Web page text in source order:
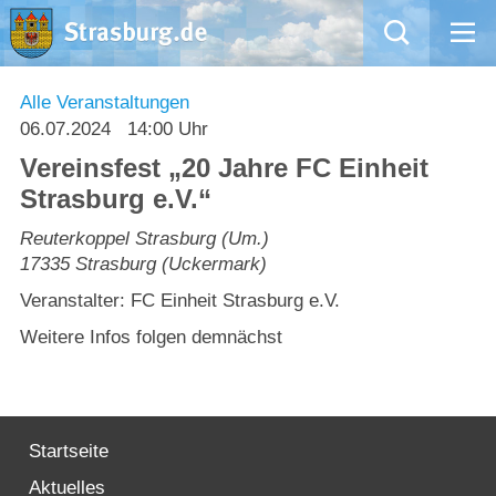
Mängelmeldung
Rathaus
Natur – Kultur – Tourismus
Wirtschaft
Willkommen in Strasburg (Uckermark)
Alle Veranstaltungen
06.07.2024
14:00 Uhr
Vereinsfest „20 Jahre FC Einheit
Strasburg e.V.“
Reuterkoppel Strasburg (Um.)
17335 Strasburg (Uckermark)
Veranstalter: FC Einheit Strasburg e.V.
Weitere Infos folgen demnächst
Startseite
Aktuelles